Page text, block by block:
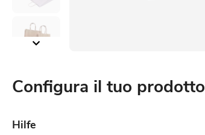
Configura il tuo prodotto
Hilfe